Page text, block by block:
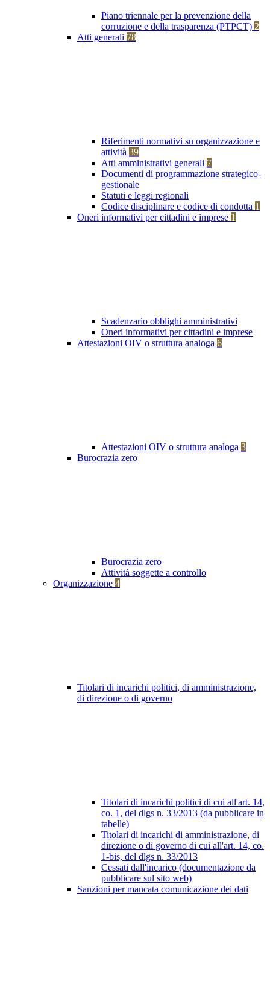
Piano triennale per la prevenzione della
corruzione e della trasparenza (PTPCT) 2
Atti generali 78
Riferimenti normativi su organizzazione e
attività 39
Atti amministrativi generali 7
Documenti di programmazione strategico-
gestionale
Statuti e leggi regionali
Codice disciplinare e codice di condotta 1
Oneri informativi per cittadini e imprese 1
Scadenzario obblighi amministrativi
Oneri informativi per cittadini e imprese
Attestazioni OIV o struttura analoga 6
Attestazioni OIV o struttura analoga 3
Burocrazia zero
Burocrazia zero
Attività soggette a controllo
Organizzazione 4
Titolari di incarichi politici, di amministrazione,
di direzione o di governo
Titolari di incarichi politici di cui all'art. 14,
co. 1, del dlgs n. 33/2013 (da pubblicare in
tabelle)
Titolari di incarichi di amministrazione, di
direzione o di governo di cui all'art. 14, co.
1-bis, del dlgs n. 33/2013
Cessati dall'incarico (documentazione da
pubblicare sul sito web)
Sanzioni per mancata comunicazione dei dati